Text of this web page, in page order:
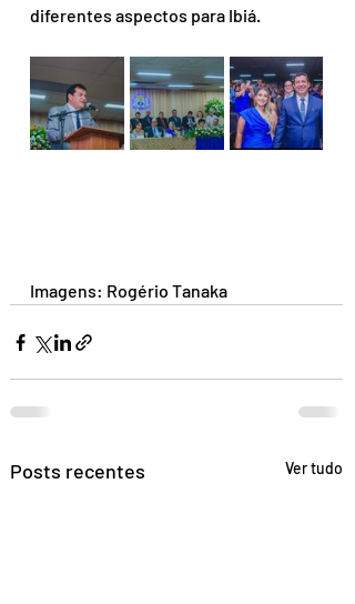
diferentes aspectos para Ibiá.
Imagens: Rogério Tanaka
Posts recentes Ver tudo